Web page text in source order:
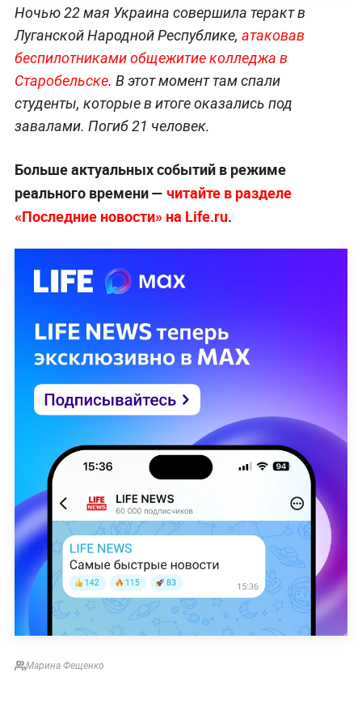
Ночью 22 мая Украина совершила теракт в
Луганской Народной Республике, атаковав
беспилотниками общежитие колледжа в
Старобельске. В этот момент там спали
студенты, которые в итоге оказались под
завалами. Погиб 21 человек.
Больше актуальных событий в режиме
реального времени — читайте в разделе
«Последние новости» на Life.ru.
Марина Фещенко